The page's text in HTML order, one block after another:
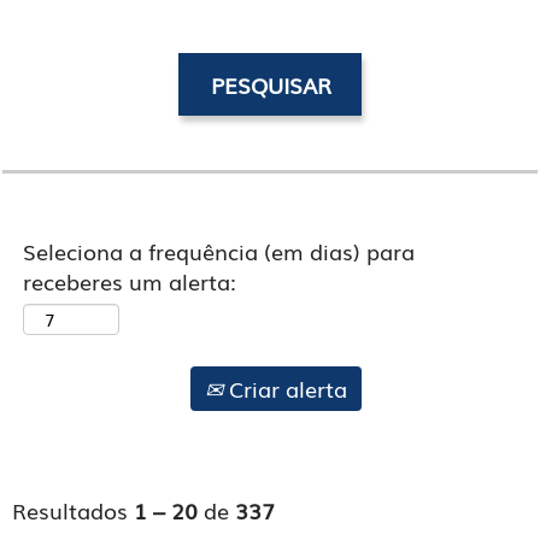
Seleciona a frequência (em dias) para
receberes um alerta:
Criar alerta
Resultados 1 – 20 de 337